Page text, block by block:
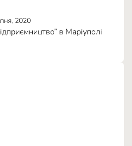
2020
в Маріуполі